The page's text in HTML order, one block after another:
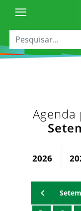
Agenda
2026